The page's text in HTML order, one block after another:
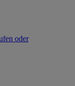
oder